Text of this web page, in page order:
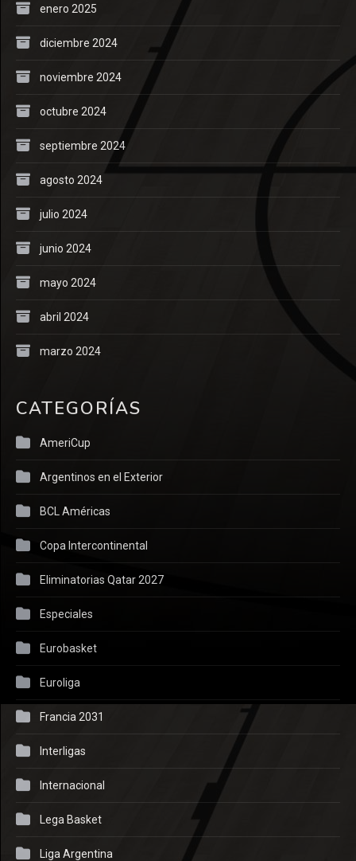
enero 2025
diciembre 2024
noviembre 2024
octubre 2024
septiembre 2024
agosto 2024
julio 2024
junio 2024
mayo 2024
abril 2024
marzo 2024
CATEGORÍAS
AmeriCup
Argentinos en el Exterior
BCL Américas
Copa Intercontinental
Eliminatorias Qatar 2027
Especiales
Eurobasket
Euroliga
Francia 2031
Interligas
Internacional
Lega Basket
Liga Argentina